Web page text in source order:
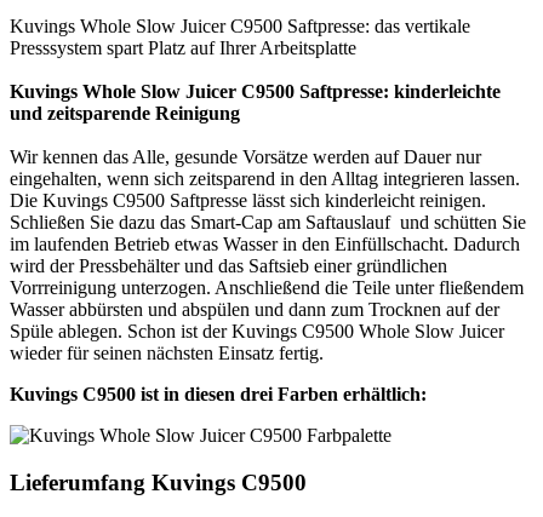
Kuvings Whole Slow Juicer C9500 Saftpresse: das vertikale
Presssystem spart Platz auf Ihrer Arbeitsplatte
Kuvings Whole Slow Juicer C9500 Saftpresse: kinderleichte
und zeitsparende Reinigung
Wir kennen das Alle, gesunde Vorsätze werden auf Dauer nur
eingehalten, wenn sich zeitsparend in den Alltag integrieren lassen.
Die Kuvings C9500 Saftpresse lässt sich kinderleicht reinigen.
Schließen Sie dazu das Smart-Cap am Saftauslauf und schütten Sie
im laufenden Betrieb etwas Wasser in den Einfüllschacht. Dadurch
wird der Pressbehälter und das Saftsieb einer gründlichen
Vorrreinigung unterzogen. Anschließend die Teile unter fließendem
Wasser abbürsten und abspülen und dann zum Trocknen auf der
Spüle ablegen. Schon ist der Kuvings C9500 Whole Slow Juicer
wieder für seinen nächsten Einsatz fertig.
Kuvings C9500 ist in diesen drei Farben erhältlich:
Lieferumfang Kuvings C9500